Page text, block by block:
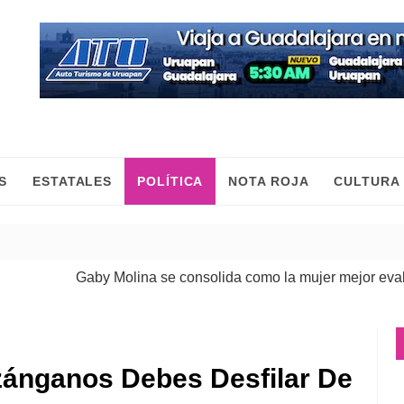
ESTATALES POLÍTICA NOTA ROJA CULTURA
Gaby Molina se consolida como la mujer mejor evaluada de
Debes Desfilar De